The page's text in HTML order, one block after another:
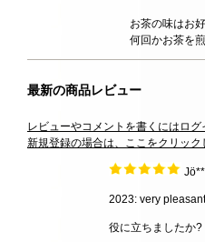
お茶の味はお
何回かお茶を
最新の商品レビュー
レビューやコメントを書くにはロ
新規登録の場合は、ここをクリック
2023: very
役に立ちましたか?